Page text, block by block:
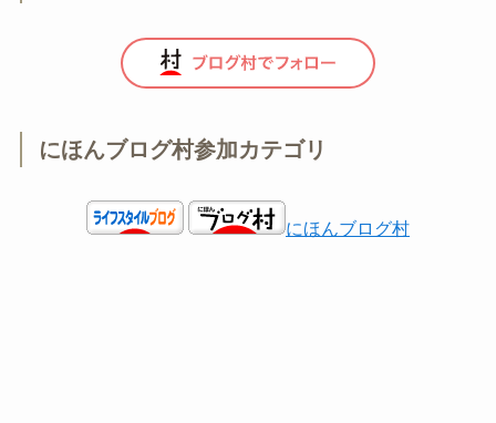
にほんブログ村参加カテゴリ
にほんブログ村